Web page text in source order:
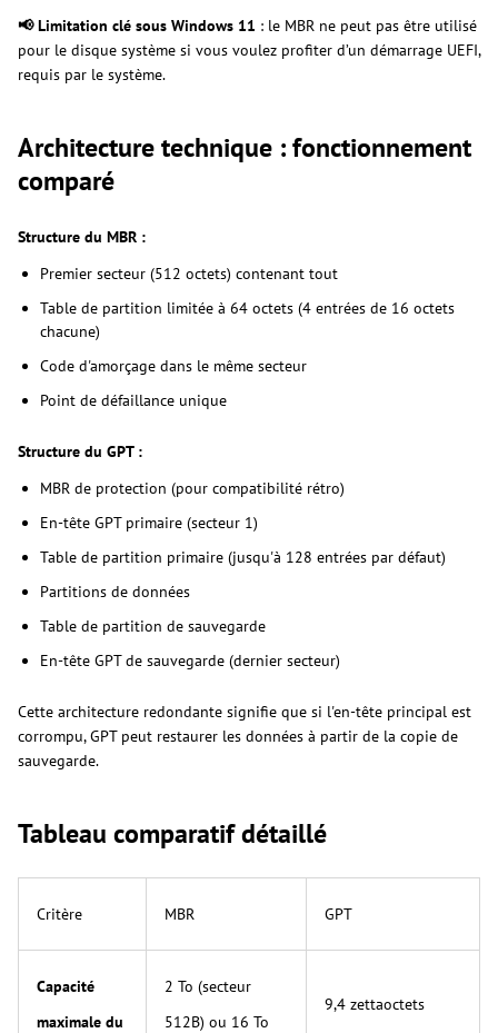
📢 Limitation clé sous Windows 11 : le MBR ne peut pas être utilisé
pour le disque système si vous voulez profiter d’un démarrage UEFI,
requis par le système.
Architecture technique : fonctionnement
comparé
Structure du MBR :
Premier secteur (512 octets) contenant tout
Table de partition limitée à 64 octets (4 entrées de 16 octets
chacune)
Code d'amorçage dans le même secteur
Point de défaillance unique
Structure du GPT :
MBR de protection (pour compatibilité rétro)
En-tête GPT primaire (secteur 1)
Table de partition primaire (jusqu'à 128 entrées par défaut)
Partitions de données
Table de partition de sauvegarde
En-tête GPT de sauvegarde (dernier secteur)
Cette architecture redondante signifie que si l'en-tête principal est
corrompu, GPT peut restaurer les données à partir de la copie de
sauvegarde.
Tableau comparatif détaillé
Critère MBR GPT
Capacité
maximale du
2 To (secteur
512B) ou 16 To
9,4 zettaoctets